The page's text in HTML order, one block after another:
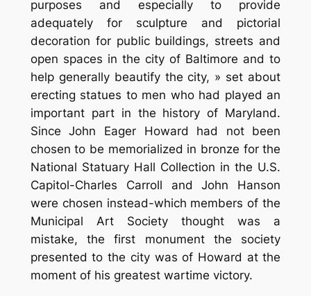
purposes and especially to provide
adequately for sculpture and pic­torial
decoration for public buildings, streets and
open spaces in the city of Baltimore and to
help generally beautify the city, » set about
erecting statues to men who had played an
important part in the history of Mary­land.
Since John Eager Howard had not been
chosen to be memorialized in bronze for the
National Statuary Hall Collection in the U.S.
Capitol-Charles Carroll and John Hanson
were chosen instead-which members of the
Municipal Art Society thought was a
mistake, the first monument the society
presented to the city was of Howard at the
moment of his greatest wartime victory.